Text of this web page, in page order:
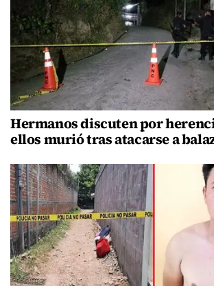
Hermanos discuten por
ellos murió tras atacarse a